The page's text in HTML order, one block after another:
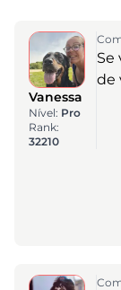
Vanessa
Nível: Pro
Rank:
32210
Se
de